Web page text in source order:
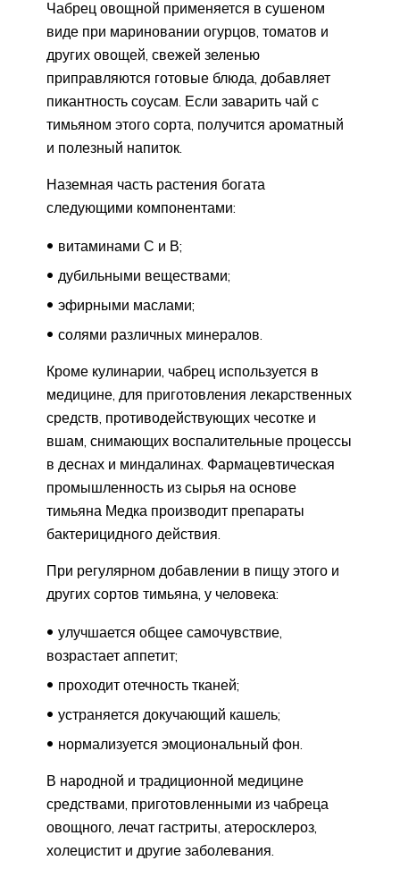
Чабрец овощной применяется в сушеном
виде при мариновании огурцов, томатов и
других овощей, свежей зеленью
приправляются готовые блюда, добавляет
пикантность соусам. Если заварить чай с
тимьяном этого сорта, получится ароматный
и полезный напиток.
Наземная часть растения богата
следующими компонентами:
витаминами С и В;
дубильными веществами;
эфирными маслами;
солями различных минералов.
Кроме кулинарии, чабрец используется в
медицине, для приготовления лекарственных
средств, противодействующих чесотке и
вшам, снимающих воспалительные процессы
в деснах и миндалинах. Фармацевтическая
промышленность из сырья на основе
тимьяна Медка производит препараты
бактерицидного действия.
При регулярном добавлении в пищу этого и
других сортов тимьяна, у человека:
улучшается общее самочувствие,
возрастает аппетит;
проходит отечность тканей;
устраняется докучающий кашель;
нормализуется эмоциональный фон.
В народной и традиционной медицине
средствами, приготовленными из чабреца
овощного, лечат гастриты, атеросклероз,
холецистит и другие заболевания.